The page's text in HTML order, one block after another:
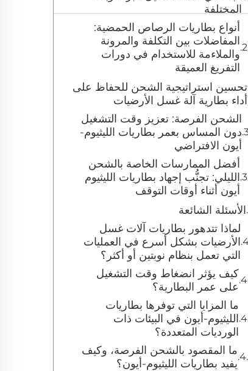
المختلفة
أنواع بطاريات الرصاص الحمضية:
المفاضلات بين التكلفة والمرونة
والملاءمة للاستخدام في دورات
التفريغ العميقة
تحسين استراتيجية الشحن للحفاظ على
أداء بطارية آلة غسل الأرضيات
الشحن الفرصة: تعزيز وقت التشغيل
دون المساس بعمر بطاريات الليثيوم-
أيون الافتراضي
أفضل الممارسات الخاصة بالشحن
الليلي: تجنُّب إجهاد بطاريات الليثيوم
أيون أثناء أوقات التوقف
الأسئلة الشائعة
لماذا تتدهور بطاريات آلات غسل
الأرضيات بشكل أسرع في العمليات
التي تعمل بنظام نوبتين أو أكثر؟
كيف يؤثر انضغاط وقت التشغيل
على عمر البطارية؟
ما المزايا التي توفرها بطاريات
الليثيوم-أيون في البيئات ذات
الورديات المتعددة؟
ما المقصود بالشحن الفرصة، وكيف
يفيد بطاريات الليثيوم-أيون؟